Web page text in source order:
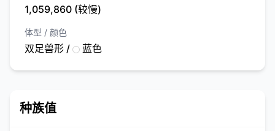
1,059,860 (较慢)
体型 / 颜色
双足兽形 / 蓝色
种族值